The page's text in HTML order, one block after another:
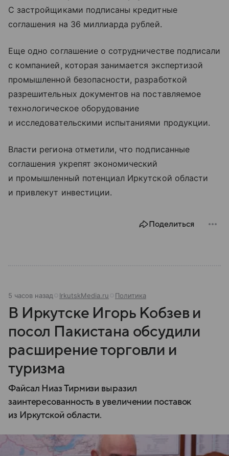
С застройщиками подписаны кредитные
соглашения на 36 миллиарда рублей.
Еще одно соглашение о сотрудничестве подписали
с компанией, которая занимается экспертизой
промышленной безопасности, разработкой
разрешительных документов на поставляемое
технологическое оборудование
и исследовательскими испытаниями продукции.
Власти региона отметили, что подписанные
соглашения укрепят экономический
и промышленный потенциал Иркутской области
и привлекут инвестиции.
Поделиться
5 часов назад IrkutskMedia.ru Политика
В Иркутске Игорь Кобзев и
посол Пакистана обсудили
расширение торговли и
туризма
Файсал Ниаз Тирмизи выразил
заинтересованность в увеличении поставок
из Иркутской области.